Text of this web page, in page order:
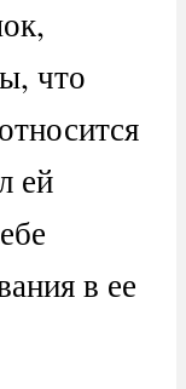
что
ей
в ее